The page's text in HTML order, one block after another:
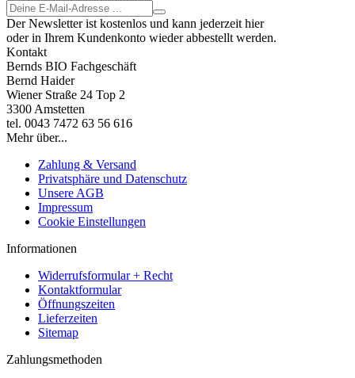
Der Newsletter ist kostenlos und kann jederzeit hier
oder in Ihrem Kundenkonto wieder abbestellt werden.
Kontakt
Bernds BIO Fachgeschäft
Bernd Haider
Wiener Straße 24 Top 2
3300 Amstetten
tel. 0043 7472 63 56 616
Mehr über...
Zahlung & Versand
Privatsphäre und Datenschutz
Unsere AGB
Impressum
Cookie Einstellungen
Informationen
Widerrufsformular + Recht
Kontaktformular
Öffnungszeiten
Lieferzeiten
Sitemap
Zahlungsmethoden